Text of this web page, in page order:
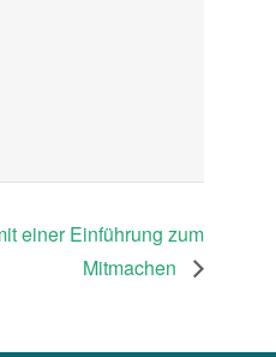
einer Einführung zum
Mitmachen